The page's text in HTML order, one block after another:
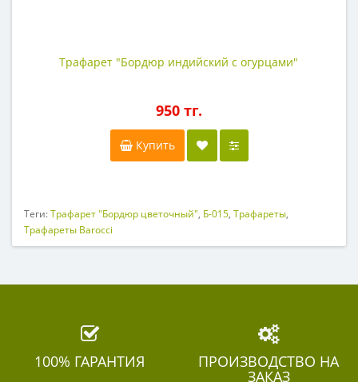
Трафарет "Бордюр индийский с огурцами"
950 тг.
Купить
Теги:Трафарет "Бордюр цветочный", Б-015, Трафареты,
Трафареты Barocci
100% ГАРАНТИЯ ПРОИЗВОДСТВО НА
ЗАКАЗ